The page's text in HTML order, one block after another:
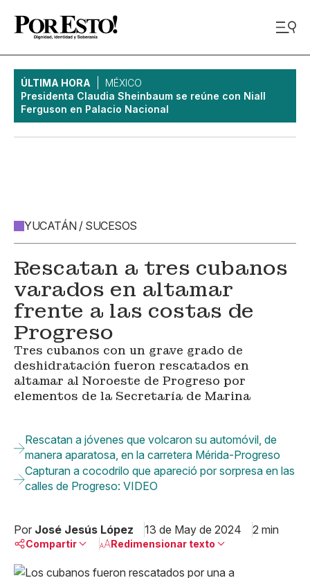
ÚLTIMA HORA
MÉXICO
Presidenta Claudia Sheinbaum se reúne con Niall
Ferguson en Palacio Nacional
YUCATÁN / SUCESOS
Rescatan a tres cubanos
varados en altamar
frente a las costas de
Progreso
Tres cubanos con un grave grado de
deshidratación fueron rescatados en
altamar al Noroeste de Progreso por
elementos de la Secretaría de Marina
Rescatan a jóvenes que volcaron su automóvil, de
manera aparatosa, en la carretera Mérida-Progreso
Capturan a cocodrilo que apareció por sorpresa en las
calles de Progreso: VIDEO
Por José Jesús López 13 de May de 2024 2 min
Compartir Redimensionar texto